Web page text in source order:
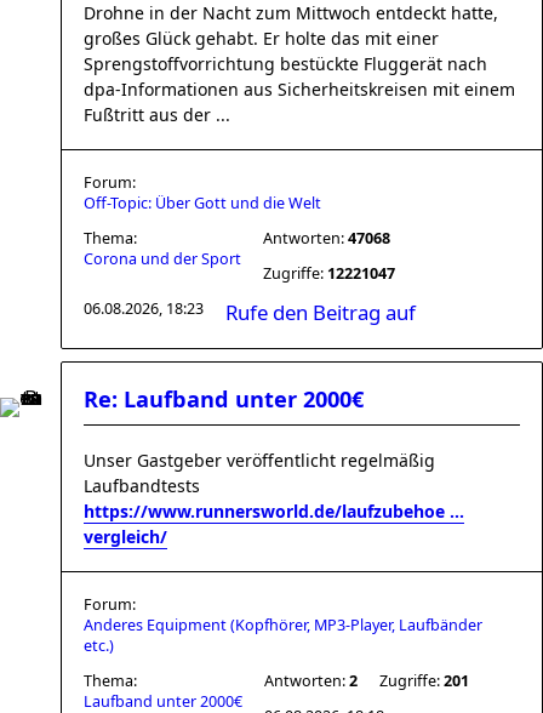
Drohne in der Nacht zum Mittwoch entdeckt hatte,
großes Glück gehabt. Er holte das mit einer
Sprengstoffvorrichtung bestückte Fluggerät nach
dpa-Informationen aus Sicherheitskreisen mit einem
Fußtritt aus der ...
Forum:
Off-Topic: Über Gott und die Welt
Thema:
Corona und der Sport
Antworten:47068
Zugriffe: 12221047
06.08.2026, 18:23
Rufe den Beitrag auf
Re: Laufband unter 2000€
Unser Gastgeber veröffentlicht regelmäßig
Laufbandtests
https://www.runnersworld.de/laufzubehoe ...
vergleich/
Forum:
Anderes Equipment (Kopfhörer, MP3-Player, Laufbänder
etc.)
Thema:
Laufband unter 2000€
Antworten:2 Zugriffe:201